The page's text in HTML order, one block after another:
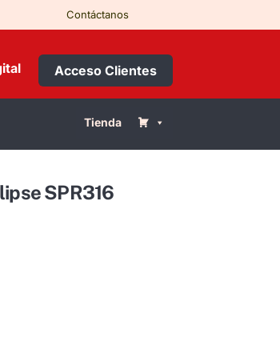
Contáctanos
Acceso Clientes
Tienda
SPR316